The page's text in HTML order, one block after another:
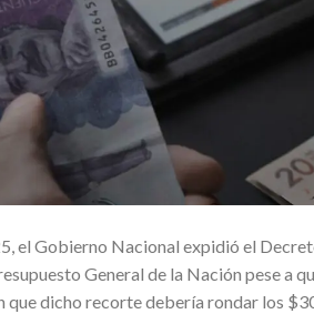
el Gobierno Nacional expidió el
General de la Nación pese a
que dicho recorte debería rondar los